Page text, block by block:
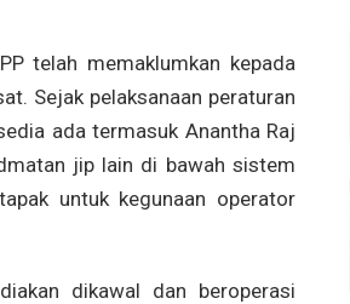
telah memaklumkan kepada
Sejak pelaksanaan peraturan
ada termasuk Anantha Raj
jip lain di bawah sistem
untuk kegunaan operator
dikawal dan beroperasi